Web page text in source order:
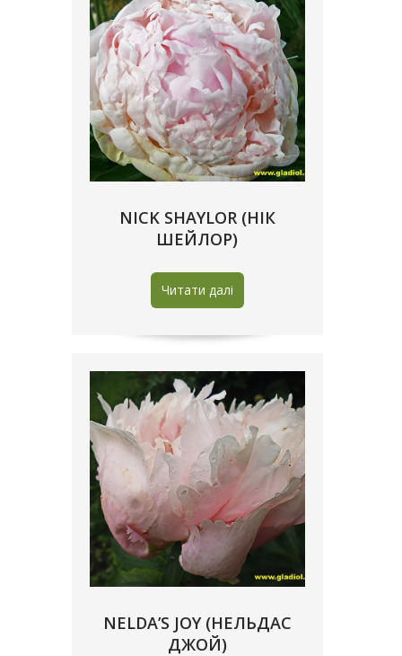
NICK SHAYLOR (НІК
ШЕЙЛОР)
Читати далі
NELDA’S JOY (НЕЛЬДАС
ДЖОЙ)